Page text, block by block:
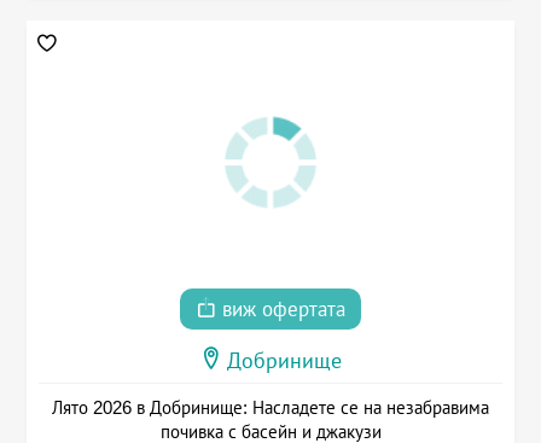
виж офертата
Добринище
Лято 2026 в Добринище: Насладете се на незабравима
почивка с басейн и джакузи